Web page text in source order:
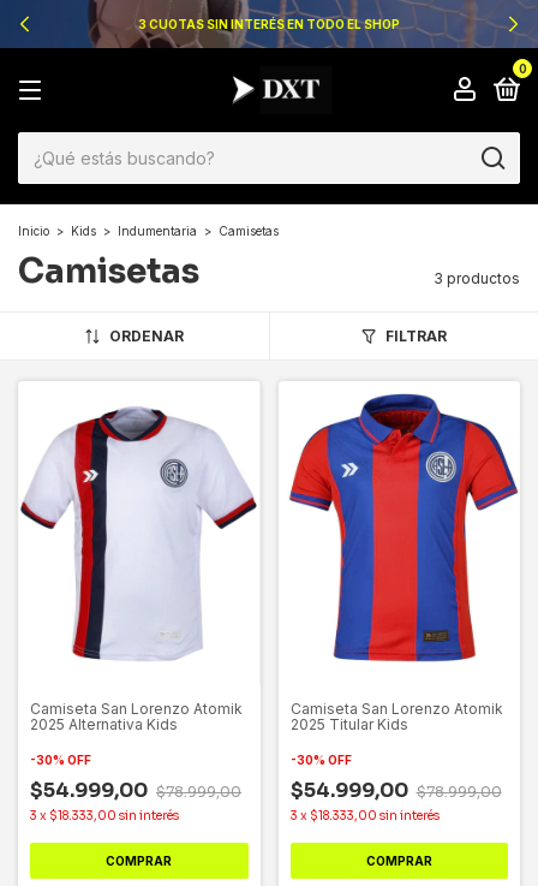
3 CUOTAS SIN INTERÉS EN TODO EL SHOP
0
Inicio > Kids > Indumentaria > Camisetas
Camisetas 3 productos
ORDENAR FILTRAR
Camiseta San Lorenzo Atomik
2025 Alternativa Kids
-30% OFF
$54.999,00 $78.999,00
3 x $18.333,00 sin interés
COMPRAR
Camiseta San Lorenzo Atomik
2025 Titular Kids
-30% OFF
$54.999,00 $78.999,00
3 x $18.333,00 sin interés
COMPRAR